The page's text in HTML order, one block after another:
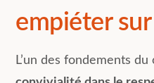
empiéter sur
L’un des fondements du